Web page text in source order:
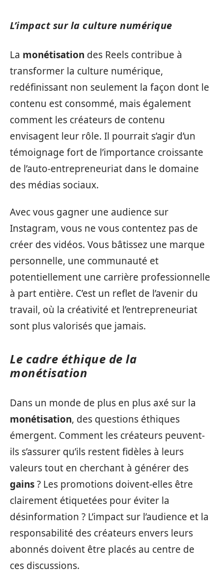
L’impact sur la culture numérique
La monétisation des Reels contribue à
transformer la culture numérique,
redéfinissant non seulement la façon dont le
contenu est consommé, mais également
comment les créateurs de contenu
envisagent leur rôle. Il pourrait s’agir d’un
témoignage fort de l’importance croissante
de l’auto-entrepreneuriat dans le domaine
des médias sociaux.
Avec vous gagner une audience sur
Instagram, vous ne vous contentez pas de
créer des vidéos. Vous bâtissez une marque
personnelle, une communauté et
potentiellement une carrière professionnelle
à part entière. C’est un reflet de l’avenir du
travail, où la créativité et l’entrepreneuriat
sont plus valorisés que jamais.
Le cadre éthique de la
monétisation
Dans un monde de plus en plus axé sur la
monétisation, des questions éthiques
émergent. Comment les créateurs peuvent-
ils s’assurer qu’ils restent fidèles à leurs
valeurs tout en cherchant à générer des
gains? Les promotions doivent-elles être
clairement étiquetées pour éviter la
désinformation ? L’impact sur l’audience et la
responsabilité des créateurs envers leurs
abonnés doivent être placés au centre de
ces discussions.